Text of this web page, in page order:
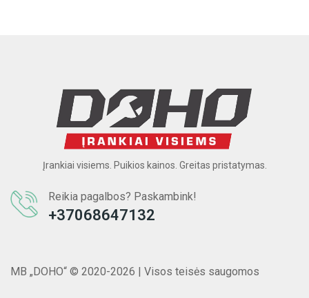
Įrankiai visiems. Puikios kainos. Greitas pristatymas.
Reikia pagalbos? Paskambink!
+37068647132
MB „DOHO“ © 2020-2026 | Visos teisės saugomos